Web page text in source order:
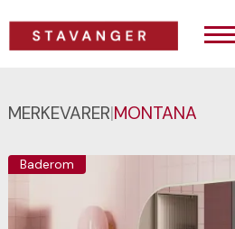
MERKEVARER|MONTANA
Baderom